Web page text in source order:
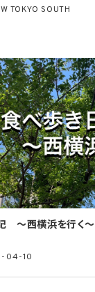
TOKYO SOUTH
〜西横浜を行く〜
04-10